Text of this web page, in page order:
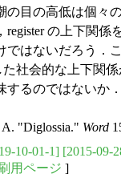
の目の高低は個々
register の上下関係
はないだろう．
た社会的な上下関
するのではないか．
"Diglossia." Word
10-01-1] [2015-09-
用ページ ]